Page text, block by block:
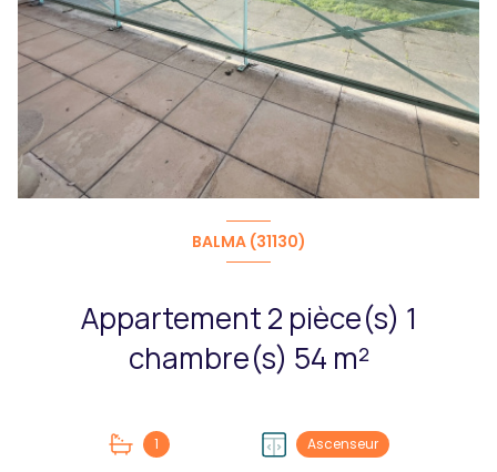
BALMA (31130)
Appartement 2 pièce(s) 1
chambre(s) 54 m²
1 Ascenseur